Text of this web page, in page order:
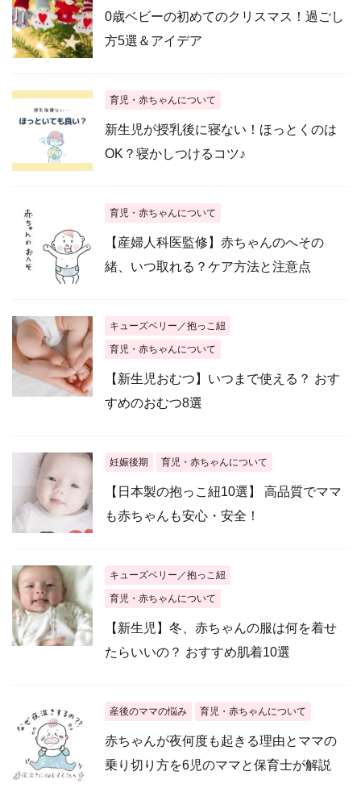
0歳ベビーの初めてのクリスマス！過ごし
方5選＆アイデア
育児・赤ちゃんについて
新生児が授乳後に寝ない！ほっとくのは
OK？寝かしつけるコツ♪
育児・赤ちゃんについて
【産婦人科医監修】赤ちゃんのへその
緒、いつ取れる？ケア方法と注意点
キューズベリー／抱っこ紐
育児・赤ちゃんについて
【新生児おむつ】いつまで使える？ おす
すめのおむつ8選
妊娠後期 育児・赤ちゃんについて
【日本製の抱っこ紐10選】 高品質でママ
も赤ちゃんも安心・安全！
キューズベリー／抱っこ紐
育児・赤ちゃんについて
【新生児】冬、赤ちゃんの服は何を着せ
たらいいの？ おすすめ肌着10選
産後のママの悩み 育児・赤ちゃんについて
赤ちゃんが夜何度も起きる理由とママの
乗り切り方を6児のママと保育士が解説